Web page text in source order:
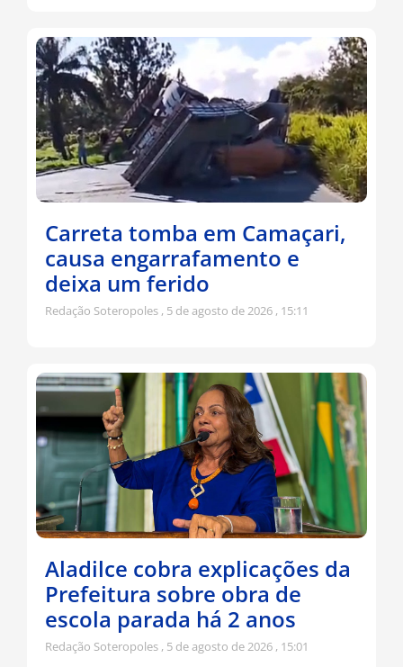
Carreta tomba em Camaçari,
causa engarrafamento e
deixa um ferido
Redação Soteropoles 5 de agosto de 2026 15:11
Aladilce cobra explicações da
Prefeitura sobre obra de
escola parada há 2 anos
Redação Soteropoles 5 de agosto de 2026 15:01